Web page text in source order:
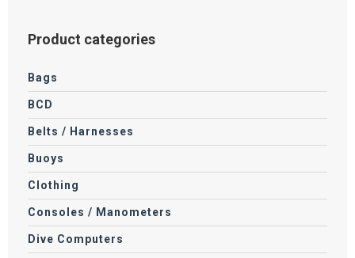
Product categories
Bags
BCD
Belts / Harnesses
Buoys
Clothing
Consoles / Manometers
Dive Computers